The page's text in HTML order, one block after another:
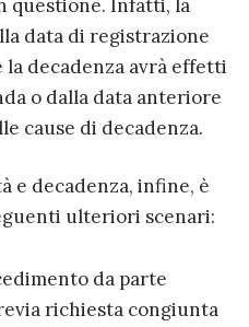
questione. Infatti, la
data di registrazione
decadenza avrà effetti
o dalla data anteriore
cause di decadenza.
e decadenza, infine, è
ulteriori scenari:
da parte
richiesta congiunta